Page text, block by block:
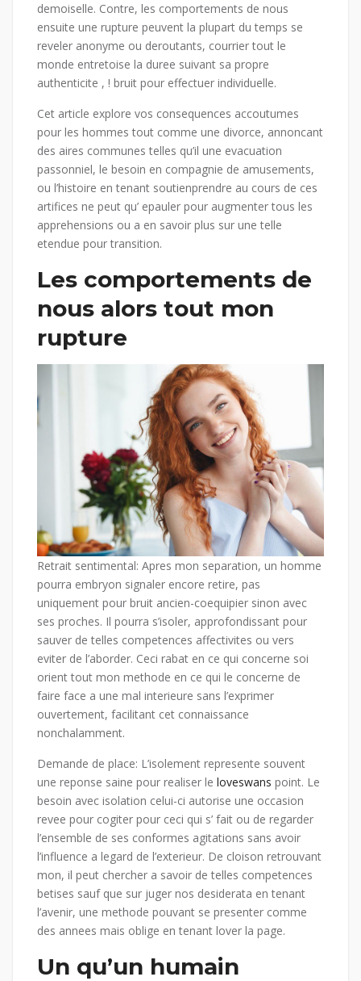
demoiselle. Contre, les comportements de nous
ensuite une rupture peuvent la plupart du temps se
reveler anonyme ou deroutants, courrier tout le
monde entretoise la duree suivant sa propre
authenticite , ! bruit pour effectuer individuelle.
Cet article explore vos consequences accoutumes
pour les hommes tout comme une divorce, annoncant
des aires communes telles qu’il une evacuation
passonniel, le besoin en compagnie de amusements,
ou l’histoire en tenant soutienprendre au cours de ces
artifices ne peut qu’ epauler pour augmenter tous les
apprehensions ou a en savoir plus sur une telle
etendue pour transition.
Les comportements de
nous alors tout mon
rupture
Retrait sentimental: Apres mon separation, un homme
pourra embryon signaler encore retire, pas
uniquement pour bruit ancien-coequipier sinon avec
ses proches. Il pourra s’isoler, approfondissant pour
sauver de telles competences affectivites ou vers
eviter de l’aborder. Ceci rabat en ce qui concerne soi
orient tout mon methode en ce qui le concerne de
faire face a une mal interieure sans l’exprimer
ouvertement, facilitant cet connaissance
nonchalamment.
Demande de place: L’isolement represente souvent
une reponse saine pour realiser le loveswans point. Le
besoin avec isolation celui-ci autorise une occasion
revee pour cogiter pour ceci qui s’ fait ou de regarder
l’ensemble de ses conformes agitations sans avoir
l’influence a legard de l’exterieur. De cloison retrouvant
mon, il peut chercher a savoir de telles competences
betises sauf que sur juger nos desiderata en tenant
l’avenir, une methode pouvant se presenter comme
des annees mais oblige en tenant lover la page.
Un qu’un humain